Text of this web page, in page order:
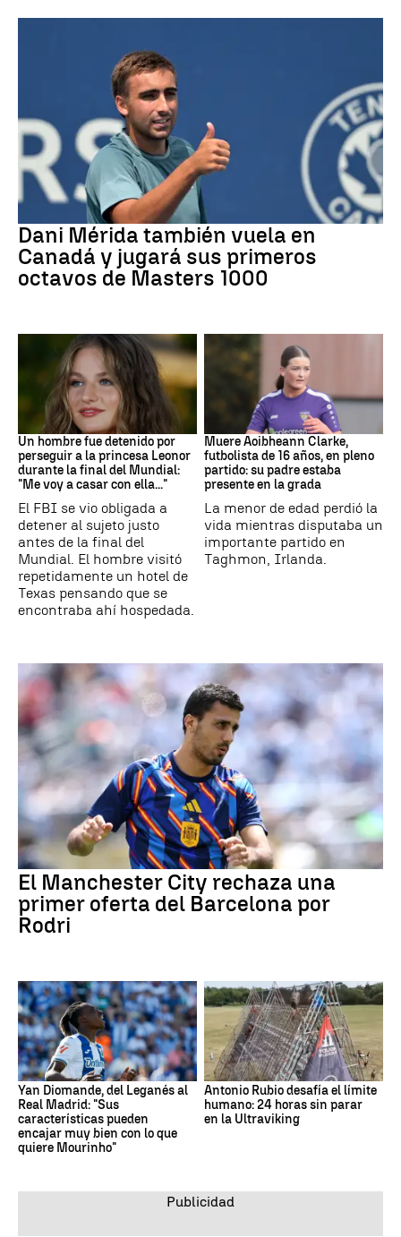
Dani Mérida también vuela en
Canadá y jugará sus primeros
octavos de Masters 1000
Mundial 2026
Un hombre fue detenido por
perseguir a la princesa Leonor
durante la final del Mundial:
"Me voy a casar con ella..."
El FBI se vio obligada a
detener al sujeto justo
antes de la final del
Mundial. El hombre visitó
repetidamente un hotel de
Texas pensando que se
encontraba ahí hospedada.
Muere Aoibheann Clarke,
futbolista de 16 años, en pleno
partido: su padre estaba
presente en la grada
La menor de edad perdió la
vida mientras disputaba un
importante partido en
Taghmon, Irlanda.
El Manchester City rechaza una
primer oferta del Barcelona por
Rodri
Yan Diomande, del Leganés al
Real Madrid: "Sus
características pueden
encajar muy bien con lo que
quiere Mourinho"
Antonio Rubio desafía el límite
humano: 24 horas sin parar
en la Ultraviking